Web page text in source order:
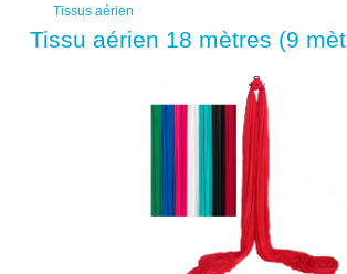
Tissus aérien
Tissu aérien 18 mètres (9